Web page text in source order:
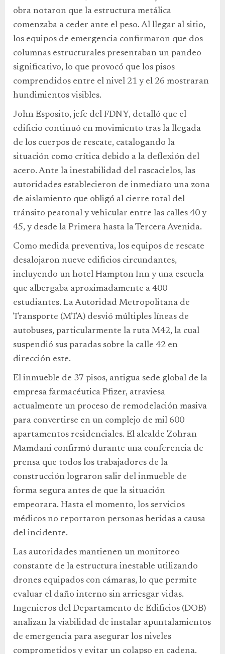
obra notaron que la estructura metálica
comenzaba a ceder ante el peso. Al llegar al sitio,
los equipos de emergencia confirmaron que dos
columnas estructurales presentaban un pandeo
significativo, lo que provocó que los pisos
comprendidos entre el nivel 21 y el 26 mostraran
hundimientos visibles.
John Esposito, jefe del FDNY, detalló que el
edificio continuó en movimiento tras la llegada
de los cuerpos de rescate, catalogando la
situación como crítica debido a la deflexión del
acero. Ante la inestabilidad del rascacielos, las
autoridades establecieron de inmediato una zona
de aislamiento que obligó al cierre total del
tránsito peatonal y vehicular entre las calles 40 y
45, y desde la Primera hasta la Tercera Avenida.
Como medida preventiva, los equipos de rescate
desalojaron nueve edificios circundantes,
incluyendo un hotel Hampton Inn y una escuela
que albergaba aproximadamente a 400
estudiantes. La Autoridad Metropolitana de
Transporte (MTA) desvió múltiples líneas de
autobuses, particularmente la ruta M42, la cual
suspendió sus paradas sobre la calle 42 en
dirección este.
El inmueble de 37 pisos, antigua sede global de la
empresa farmacéutica Pfizer, atraviesa
actualmente un proceso de remodelación masiva
para convertirse en un complejo de mil 600
apartamentos residenciales. El alcalde Zohran
Mamdani confirmó durante una conferencia de
prensa que todos los trabajadores de la
construcción lograron salir del inmueble de
forma segura antes de que la situación
empeorara. Hasta el momento, los servicios
médicos no reportaron personas heridas a causa
del incidente.
Las autoridades mantienen un monitoreo
constante de la estructura inestable utilizando
drones equipados con cámaras, lo que permite
evaluar el daño interno sin arriesgar vidas.
Ingenieros del Departamento de Edificios (DOB)
analizan la viabilidad de instalar apuntalamientos
de emergencia para asegurar los niveles
comprometidos y evitar un colapso en cadena.